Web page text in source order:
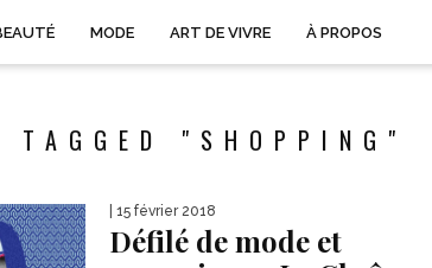
MODE ART DE VIVRE À PROPOS
"SHOPPING"
| 15 février 2018
Défilé de mode et